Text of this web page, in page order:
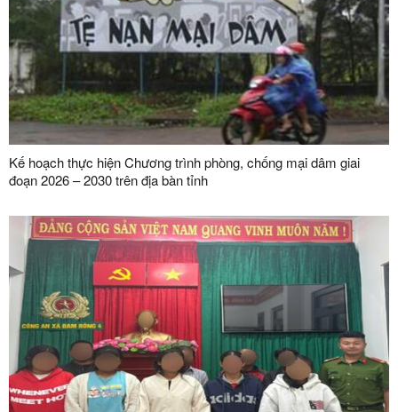
Kế hoạch thực hiện Chương trình phòng, chống mại dâm giai
đoạn 2026 – 2030 trên địa bàn tỉnh